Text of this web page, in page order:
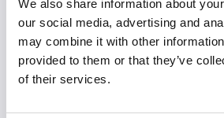
We also share information about
our social media, advertising and
may combine it with other
provided to them or that they’ve
of their services.
Undersköterska hemtjänsten
ARVIDSJAURS KOMMUN